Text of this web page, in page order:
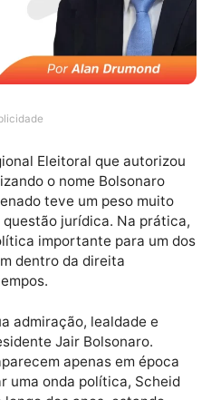
Publicidade
Eleitoral que
o nome Bolsonaro
Senado teve um peso muito
questão jurídica. Na
importante para um
dentro da direita
tempos.